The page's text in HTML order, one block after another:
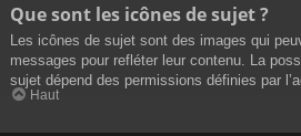
Que sont les icônes de sujet ?
Les icônes de sujet sont des images qui
messages pour refléter leur contenu. La
sujet dépend des permissions définies par
Haut